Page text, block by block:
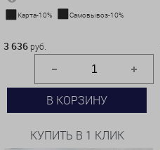
Карта-10% Самовывоз-10%
3 636 руб.
В КОРЗИНУ
КУПИТЬ В 1 КЛИК